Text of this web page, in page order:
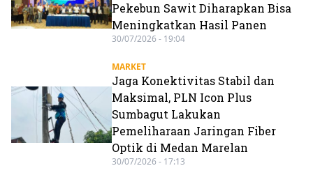
Pekebun Sawit Diharapkan Bisa
Meningkatkan Hasil Panen
30/07/2026 - 19:04
MARKET
Jaga Konektivitas Stabil dan
Maksimal, PLN Icon Plus
Sumbagut Lakukan
Pemeliharaan Jaringan Fiber
Optik di Medan Marelan
30/07/2026 - 17:13